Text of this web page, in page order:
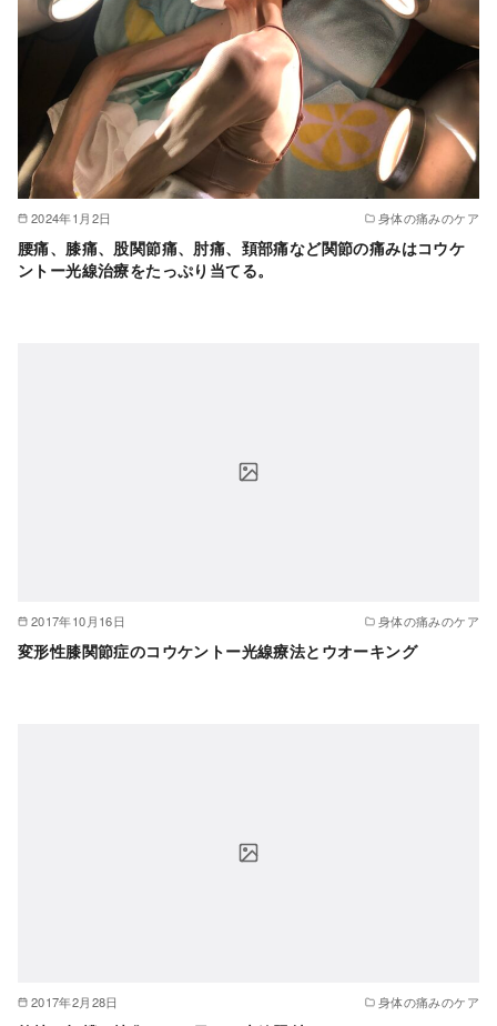
2024年1月2日 身体の痛みのケア
腰痛、膝痛、股関節痛、肘痛、頚部痛など関節の痛みはコウケ
ントー光線治療をたっぷり当てる。
2017年10月16日 身体の痛みのケア
変形性膝関節症のコウケントー光線療法とウオーキング
2017年2月28日 身体の痛みのケア